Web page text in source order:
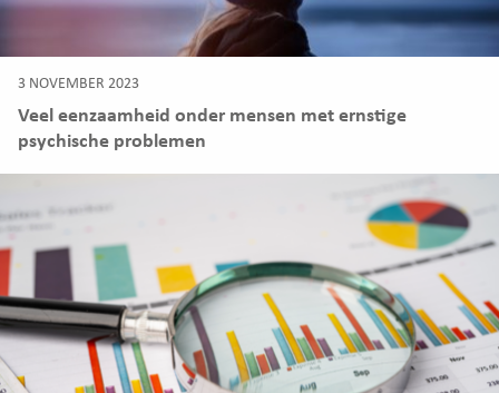
3 NOVEMBER 2023
Veel eenzaamheid onder mensen met ernstige
psychische problemen